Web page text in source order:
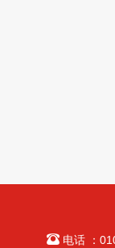
电话 ：